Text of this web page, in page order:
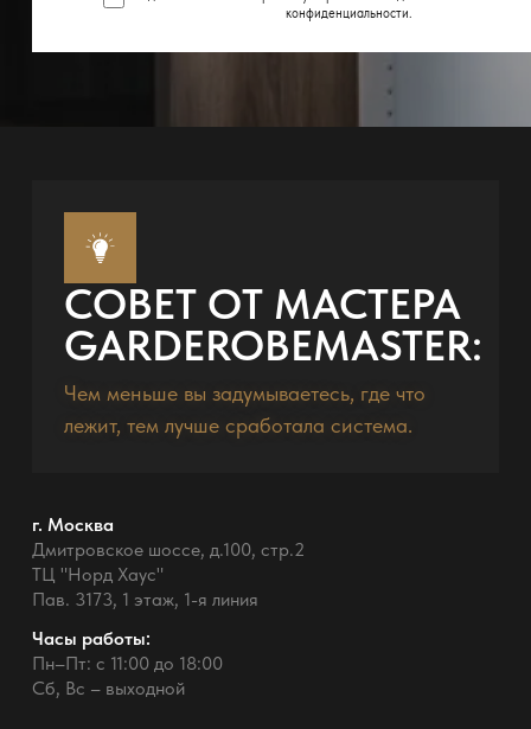
конфиденциальности.
СОВЕТ ОТ МАСТЕРА
GARDEROBEMASTER:
Чем меньше вы задумываетесь, где что
лежит, тем лучше сработала система.
г. Москва
Дмитровское шоссе, д.100, стр.2
ТЦ "Норд Хаус"
Пав. 3173, 1 этаж, 1-я линия
Часы работы:
Пн–Пт: с 11:00 до 18:00
Сб, Вс – выходной